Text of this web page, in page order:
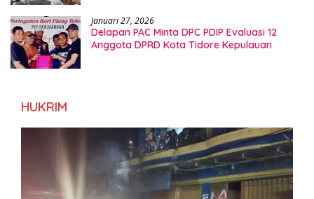
Januari 27, 2026
Delapan PAC Minta DPC PDIP Evaluasi 12
Anggota DPRD Kota Tidore Kepulauan
HUKRIM